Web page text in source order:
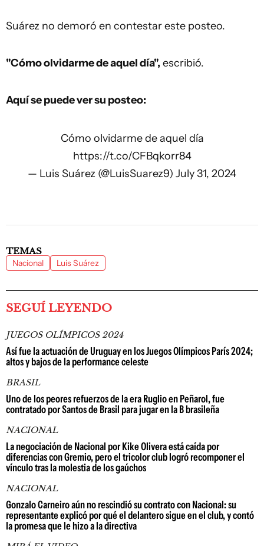
Suárez no demoró en contestar este posteo.
"Cómo olvidarme de aquel día", escribió.
Aquí se puede ver su posteo:
Cómo olvidarme de aquel día
https://t.co/CFBqkorr84
— Luis Suárez (@LuisSuarez9) July 31, 2024
TEMAS
Nacional Luis Suárez
SEGUÍ LEYENDO
JUEGOS OLÍMPICOS 2024
Así fue la actuación de Uruguay en los Juegos Olímpicos París 2024;
altos y bajos de la performance celeste
BRASIL
Uno de los peores refuerzos de la era Ruglio en Peñarol, fue
contratado por Santos de Brasil para jugar en la B brasileña
NACIONAL
La negociación de Nacional por Kike Olivera está caída por
diferencias con Gremio, pero el tricolor club logró recomponer el
vínculo tras la molestia de los gaúchos
NACIONAL
Gonzalo Carneiro aún no rescindió su contrato con Nacional: su
representante explicó por qué el delantero sigue en el club, y contó
la promesa que le hizo a la directiva